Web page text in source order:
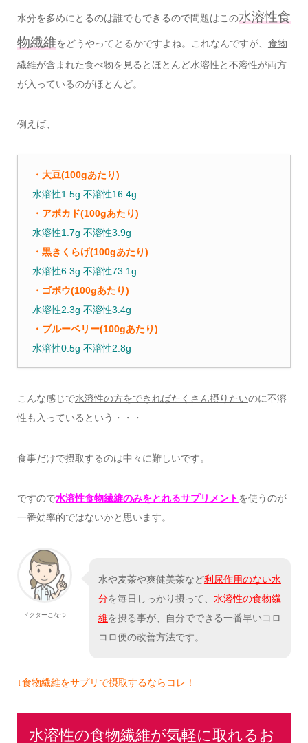
水分を多めにとるのは誰でもできるので問題はこの水溶性食
物繊維をどうやってとるかですよね。これなんですが、 食物
繊維が含まれた食べ物を見るとほとんど水溶性と不溶性が両方
が入っているのがほとんど。
例えば、
・大豆(100gあたり)
水溶性1.5g 不溶性16.4g
・アボカド(100gあたり)
水溶性1.7g 不溶性3.9g
・黒きくらげ(100gあたり)
水溶性6.3g 不溶性73.1g
・ゴボウ(100gあたり)
水溶性2.3g 不溶性3.4g
・ブルーベリー(100gあたり)
水溶性0.5g 不溶性2.8g
こんな感じで水溶性の方をできればたくさん摂りたいのに不溶
性も入っているという・・・
食事だけで摂取するのは中々に難しいです。
ですので水溶性食物繊維のみをとれるサプリメントを使うのが
一番効率的ではないかと思います。
ドクターこなつ
水や麦茶や爽健美茶など利尿作用のない水
分を毎日しっかり摂って、 水溶性の食物繊
維を摂る事が、自分でできる一番早いコロ
コロ便の改善方法です。
↓食物繊維をサプリで摂取するならコレ！
水溶性の食物繊維が気軽に取れるお